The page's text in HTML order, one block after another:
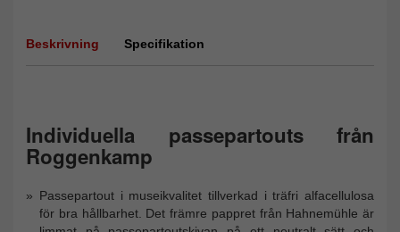
Beskrivning Specifikation
Individuella passepartouts från
Roggenkamp
Passepartout i museikvalitet tillverkad i träfri alfacellulosa
för bra hållbarhet. Det främre pappret från Hahnemühle är